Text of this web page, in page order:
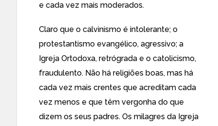
e cada vez mais moderados.
Claro que o calvinismo é intolerante; o
protestantismo evangélico, agressivo; a
Igreja Ortodoxa, retrógrada e o catolicismo,
fraudulento. Não há religiões boas, mas há
cada vez mais crentes que acreditam cada
vez menos e que têm vergonha do que
dizem os seus padres. Os milagres da Igreja